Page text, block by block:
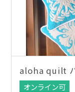
aloha quilt
オンライン可